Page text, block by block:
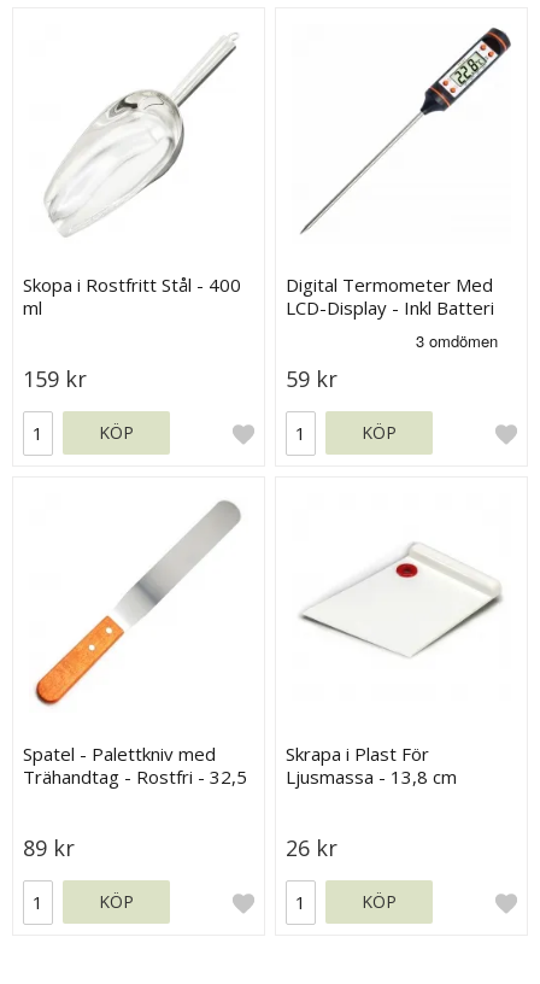
Skopa i Rostfritt Stål - 400
ml
159 kr
KÖP
Digital Termometer Med
LCD-Display - Inkl Batteri
59 kr
KÖP
Spatel - Palettkniv med
Trähandtag - Rostfri - 32,5
89 kr
KÖP
Skrapa i Plast För
Ljusmassa - 13,8 cm
26 kr
KÖP